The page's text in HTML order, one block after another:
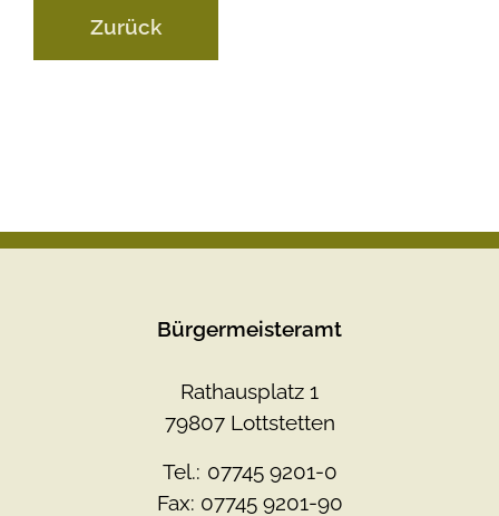
Zurück
Bürgermeisteramt
Rathausplatz 1
79807 Lottstetten
Tel.: 07745 9201-0
Fax: 07745 9201-90